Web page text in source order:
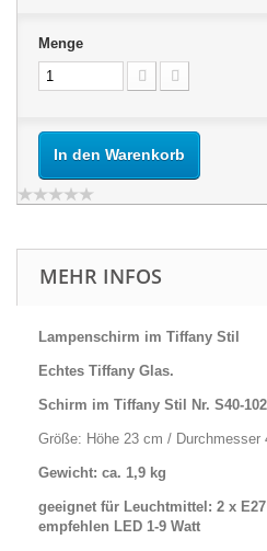
Menge
In den Warenkorb
MEHR INFOS
Lampenschirm im Tiffany Stil
Echtes Tiffany Glas.
Schirm im Tiffany Stil Nr. S40-102
Größe: Höhe 23 cm / Durchmesser
Gewicht: ca. 1,9 kg
geeignet für Leuchtmittel: 2 x
empfehlen LED 1-9 Watt